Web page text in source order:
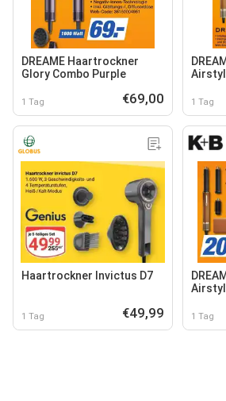
DREAME Haartrockner
Glory Combo Purple
1 Tag €69,00 1 Tag
Haartrockner Invictus D7
1 Tag €49,99 1 Tag